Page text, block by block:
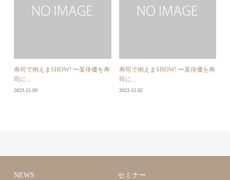
寿司で例えまSHOW! 〜某俳優を寿
司に...
2023.12.09
寿司で例えまSHOW! 〜某俳優を寿
司に...
2023.12.02
NEWS セミナー